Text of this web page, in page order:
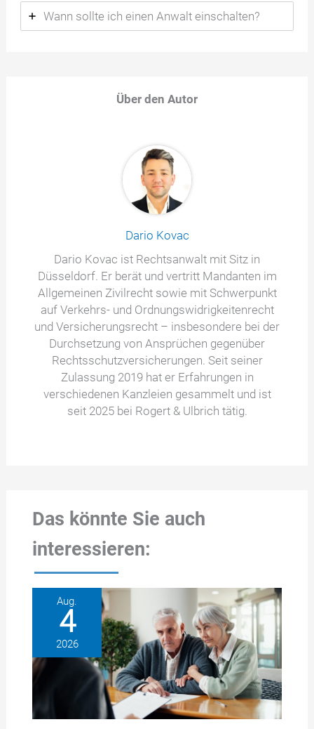
Wann sollte ich einen Anwalt einschalten?
Über den Autor
Dario Kovac
Dario Kovac ist Rechtsanwalt mit Sitz in
Düsseldorf. Er berät und vertritt Mandanten im
Allgemeinen Zivilrecht sowie mit Schwerpunkt
auf Verkehrs- und Ordnungswidrigkeitenrecht
und Versicherungsrecht – insbesondere bei der
Durchsetzung von Ansprüchen gegenüber
Rechtsschutzversicherungen. Seit seiner
Zulassung 2019 hat er Erfahrungen in
verschiedenen Kanzleien gesammelt und ist
seit 2025 bei Rogert & Ulbrich tätig.
Das könnte Sie auch
interessieren:
Aug.
4
2026